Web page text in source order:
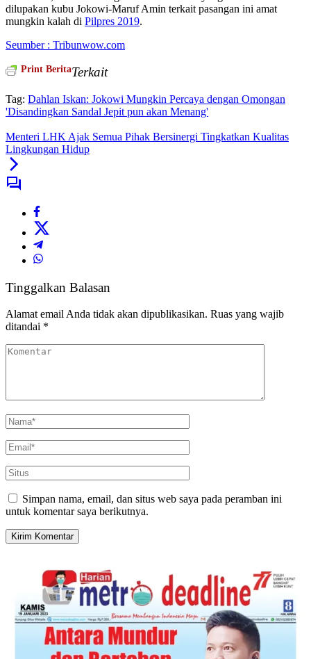
dilupakan kubu Jokowi-Maruf Amin terkait pasangan ini amat
mungkin kalah di Pilpres 2019.
Seumber : Tribunwow.com
Print BeritaTerkait
Tag: Dahlan Iskan: Jokowi Mungkin Percaya dengan Omongan
'Disandingkan Sandal Jepit pun akan Menang'
Menteri LHK Ajak Semua Pihak Bersinergi Tingkatkan Kualitas
Lingkungan Hidup
Tinggalkan Balasan
Alamat email Anda tidak akan dipublikasikan. Ruas yang wajib
ditandai *
Simpan nama, email, dan situs web saya pada peramban ini
untuk komentar saya berikutnya.